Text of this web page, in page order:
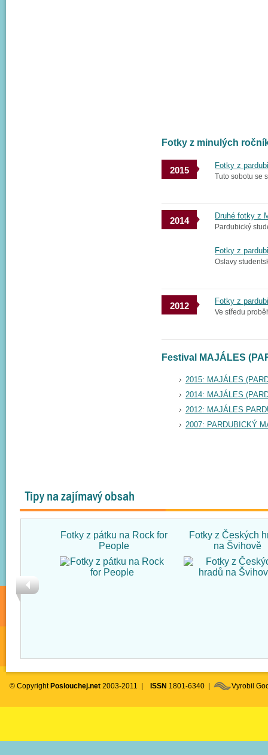
Fotky z minulých
2015 Fotky z
Tuto sobotu se
2014 Druhé fotky z
Pardubický
Fotky z
Oslavy
2012 Fotky z
Ve středu
Festival MAJÁLES
2015: MAJÁLES
2014: MAJÁLES
2012: MAJÁLES
2007: PARDUBICKÝ
Tipy na zajímavý obsah
Fotky z pátku na Rock for
People
Fotky z Českých
na Švihově
© Copyright Poslouchej.net 2003-2011 | ISSN 1801-6340 | Vyrobil